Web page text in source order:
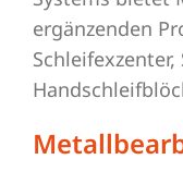
ergänzenden